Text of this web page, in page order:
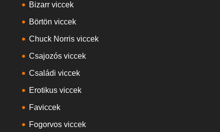
Bizarr viccek
Börtön viccek
Chuck Norris viccek
Csajozós viccek
Családi viccek
Erotikus viccek
Faviccek
Fogorvos viccek